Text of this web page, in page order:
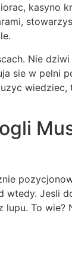
kasyno
Nie
sie w pelni
wiedziec,
wtedy. Jesli
To wie?